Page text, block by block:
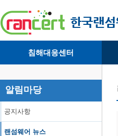
침해대응센터
· 침해피해신고
· 개인정보취급방침
알림마당
공지사항
랜섬웨어 뉴스